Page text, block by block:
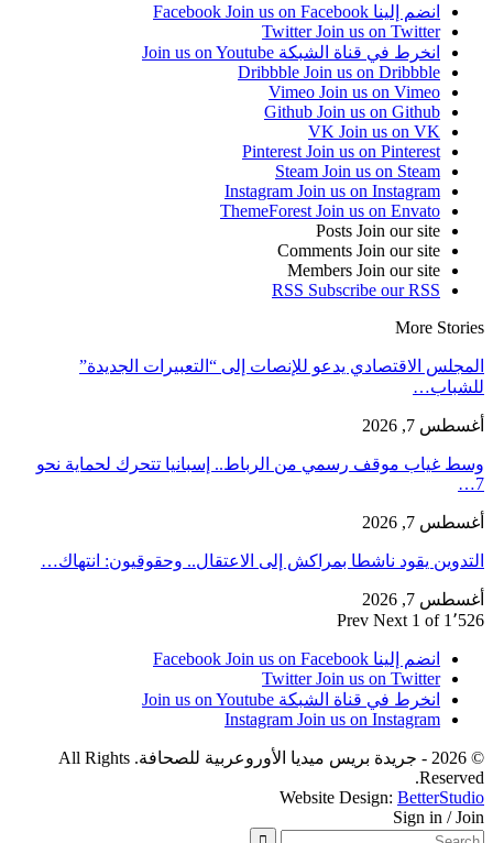
انضم إلينا Facebook Join us on Facebook
Twitter Join us on Twitter
انخرط في قناة الشبكة Join us on Youtube
Dribbble Join us on Dribbble
Vimeo Join us on Vimeo
Github Join us on Github
VK Join us on VK
Pinterest Join us on Pinterest
Steam Join us on Steam
Instagram Join us on Instagram
ThemeForest Join us on Envato
Posts Join our site
Comments Join our site
Members Join our site
RSS Subscribe our RSS
More Stories
المجلس الاقتصادي يدعو للإنصات إلى “التعبيرات الجديدة”
للشباب…
أغسطس 7, 2026
وسط غياب موقف رسمي من الرباط.. إسبانيا تتحرك لحماية نحو
7…
أغسطس 7, 2026
التدوين يقود ناشطا بمراكش إلى الاعتقال.. وحقوقيون: انتهاك…
أغسطس 7, 2026
Prev Next 1 of 1٬526
انضم إلينا Facebook Join us on Facebook
Twitter Join us on Twitter
انخرط في قناة الشبكة Join us on Youtube
Instagram Join us on Instagram
© 2026 - جريدة بريس ميديا الأوروعربية للصحافة. All Rights
Reserved.
Website Design: BetterStudio
Sign in / Join